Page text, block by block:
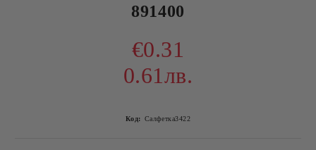
891400
€0.31
0.61лв.
Код: Салфетка3422